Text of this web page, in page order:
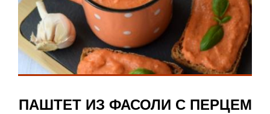
ПАШТЕТ ИЗ ФАСОЛИ С ПЕРЦЕМ